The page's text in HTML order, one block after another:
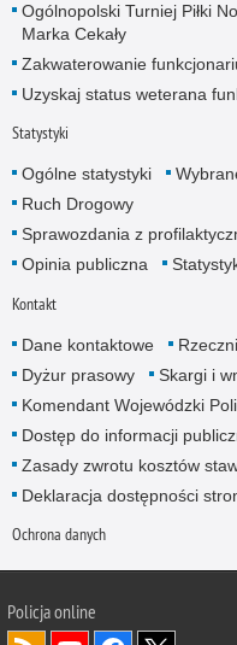
Ogólnopolski Turniej Piłki
Marka Cekały
Zakwaterowanie
Uzyskaj status weterana
Statystyki
Ogólne statystyki
Ruch Drogowy
Sprawozdania z
Opinia publiczna
Kontakt
Dane kontaktowe
Dyżur prasowy
Skargi i
Komendant Wojewódzki
Dostęp do informacji
Zasady zwrotu kosztów
Deklaracja dostępności
Ochrona danych
Policja online